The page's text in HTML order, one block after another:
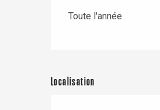
Toute l'année
Localisation